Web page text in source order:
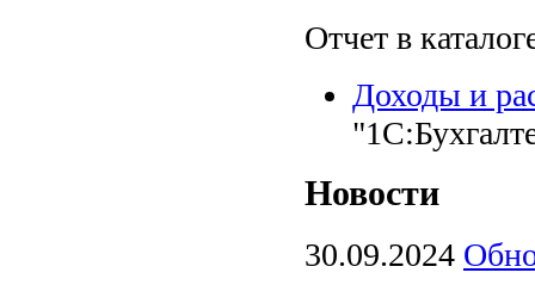
Отчет в
Доходы и
Новости
30.09.2024